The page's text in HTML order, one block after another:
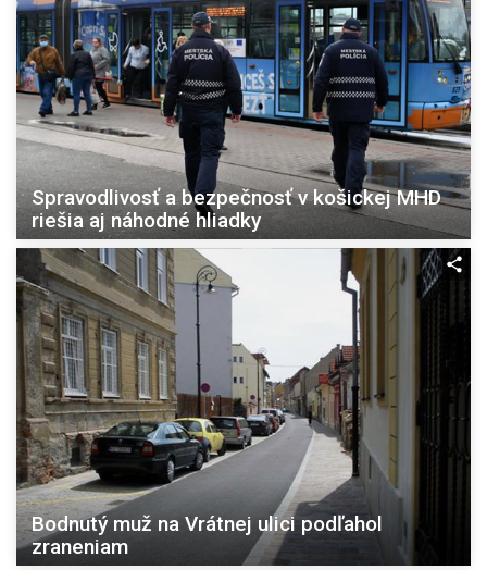
Spravodlivosť a bezpečnosť v košickej MHD
riešia aj náhodné hliadky
Bodnutý muž na Vrátnej ulici podľahol
zraneniam